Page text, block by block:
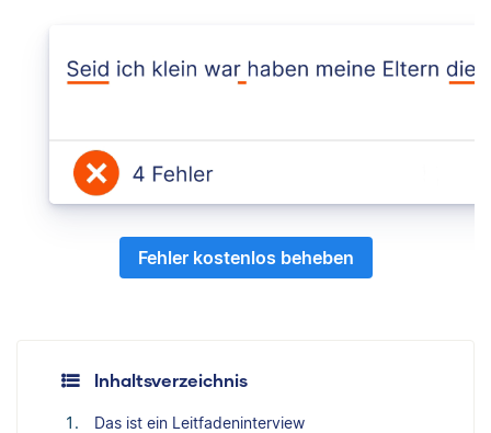
Fehler kostenlos beheben
Inhaltsverzeichnis
Das ist ein Leitfadeninterview